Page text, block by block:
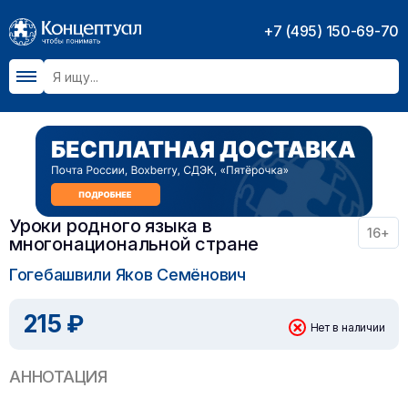
+7 (495) 150-69-70
Уроки родного языка в
многонациональной стране
16+
Гогебашвили Яков Семёнович
215 ₽ Нет в наличии
АННОТАЦИЯ